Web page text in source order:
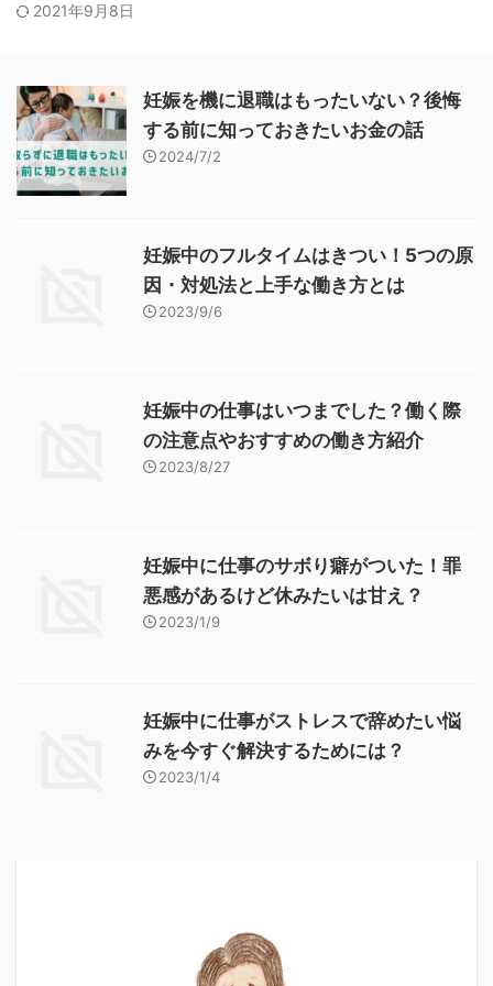
2021年9月8日
妊娠を機に退職はもったいない？後悔
する前に知っておきたいお金の話
2024/7/2
妊娠中のフルタイムはきつい！5つの原
因・対処法と上手な働き方とは
2023/9/6
妊娠中の仕事はいつまでした？働く際
の注意点やおすすめの働き方紹介
2023/8/27
妊娠中に仕事のサボり癖がついた！罪
悪感があるけど休みたいは甘え？
2023/1/9
妊娠中に仕事がストレスで辞めたい悩
みを今すぐ解決するためには？
2023/1/4